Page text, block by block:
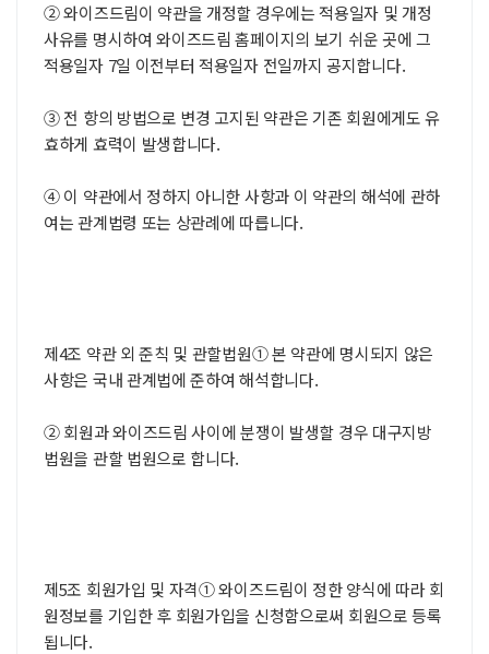
② 와이즈드림이 약관을 개정할 경우에는 적용일자 및 개정
사유를 명시하여 와이즈드림 홈페이지의 보기 쉬운 곳에 그
적용일자 7일 이전부터 적용일자 전일까지 공지합니다.
③ 전 항의 방법으로 변경 고지된 약관은 기존 회원에게도 유
효하게 효력이 발생합니다.
④ 이 약관에서 정하지 아니한 사항과 이 약관의 해석에 관하
여는 관계법령 또는 상관례에 따릅니다.
제4조 약관 외 준칙 및 관할법원① 본 약관에 명시되지 않은
사항은 국내 관계법에 준하여 해석합니다.
② 회원과 와이즈드림 사이에 분쟁이 발생할 경우 대구지방
법원을 관할 법원으로 합니다.
제5조 회원가입 및 자격① 와이즈드림이 정한 양식에 따라 회
원정보를 기입한 후 회원가입을 신청함으로써 회원으로 등록
됩니다.